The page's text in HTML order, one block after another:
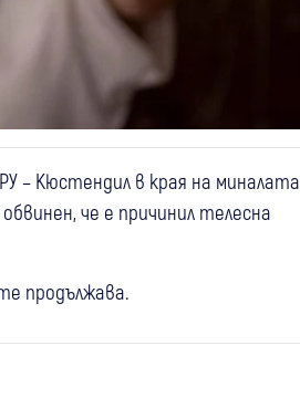
– Кюстендил в края на миналата
че е причинил телесна
продължава.